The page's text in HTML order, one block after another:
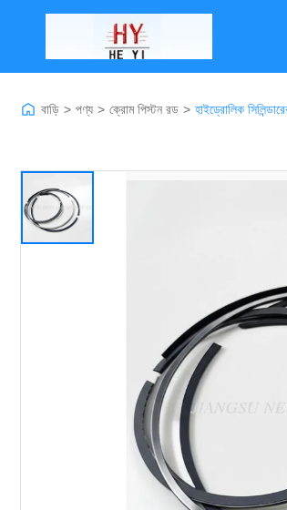
বাড়ি > পণ্য > ক্রোম পিস্টন রড > হাইড্রোলিক